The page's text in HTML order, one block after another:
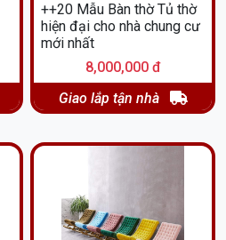
++20 Mẫu Bàn thờ Tủ thờ
hiện đại cho nhà chung cư
mới nhất
8,000,000 đ
Giao lắp tận nhà